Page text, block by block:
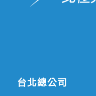
台北總公司